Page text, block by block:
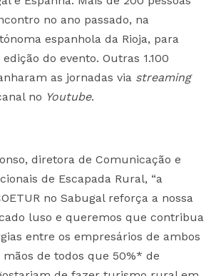
no ano passado, na
espanhola da Rioja, para
do evento. Outras 1.100
as jornadas via streaming
no Youtube.
diretora de Comunicação e
de Escapada Rural, “a
no Sabugal reforça a nossa
luso e queremos que contribua
entre os empresários de ambos
mãos de todos que 50%* de